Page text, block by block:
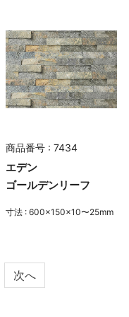
商品番号 : 7434
エデン
ゴールデンリーフ
寸法 : 600×150×10〜25mm
次へ